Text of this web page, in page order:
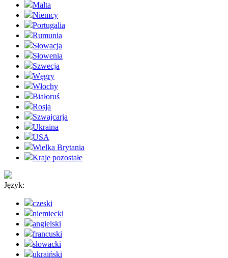
Malta
Niemcy
Portugalia
Rumunia
Słowacja
Słowenia
Szwecja
Węgry
Włochy
Białoruś
Rosja
Szwajcarja
Ukraina
USA
Wielka Brytania
Kraje pozostałe
Język:
czeski
niemiecki
angielski
francuski
słowacki
ukraiński